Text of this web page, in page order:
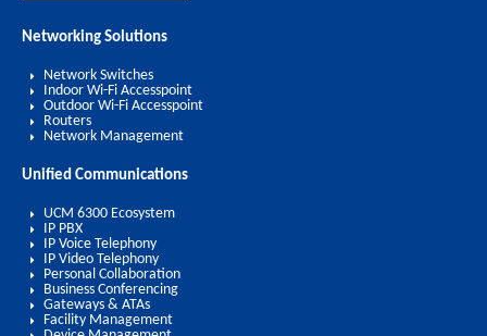
Networking Solutions
Network Switches
Indoor Wi-Fi Accesspoint
Outdoor Wi-Fi Accesspoint
Routers
Network Management
Unified Communications
UCM 6300 Ecosystem
IP PBX
IP Voice Telephony
IP Video Telephony
Personal Collaboration
Business Conferencing
Gateways & ATAs
Facility Management